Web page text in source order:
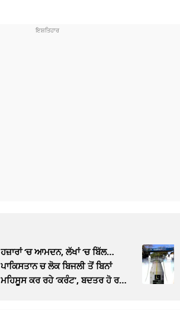
ਹਜ਼ਾਰਾਂ ‘ਚ ਆਮਦਨ, ਲੱਖਾਂ ‘ਚ ਬਿੱਲ…
ਪਾਕਿਸਤਾਨ ਚ ਲੋਕ ਬਿਜਲੀ ਤੋਂ ਬਿਨਾਂ
ਮਹਿਸੂਸ ਕਰ ਰਹੇ ‘ਕਰੰਟ’, ਬਦਤਰ ਹੋ ਰਹੇ